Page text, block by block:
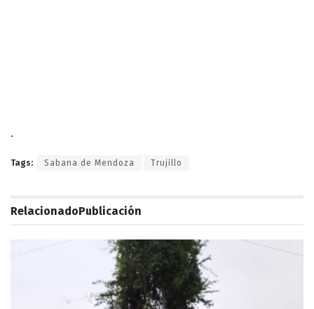
.
Tags: Sabana de Mendoza Trujillo
RelacionadoPublicación